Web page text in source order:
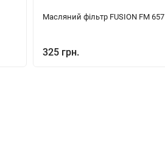
Масляний фільтр FUSION FM 657
325 грн.